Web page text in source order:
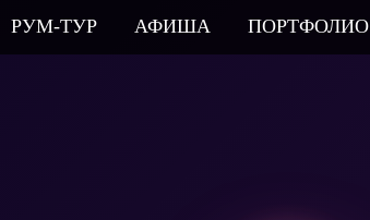
РУМ-ТУР АФИША ПОРТФОЛИО